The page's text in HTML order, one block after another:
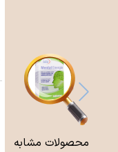
محصولات مشابه